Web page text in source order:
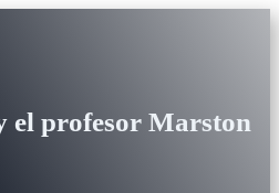
el profesor Marston